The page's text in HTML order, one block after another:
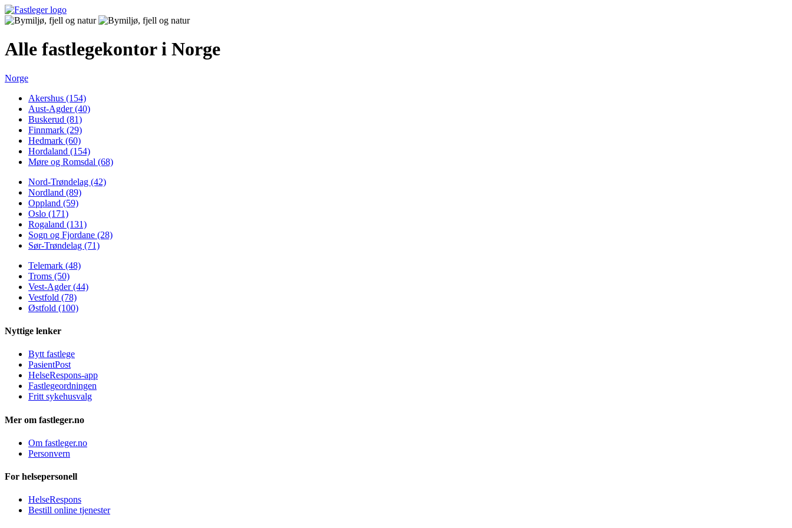
Alle fastlegekontor i Norge
Norge
Akershus (154)
Aust-Agder (40)
Buskerud (81)
Finnmark (29)
Hedmark (60)
Hordaland (154)
Møre og Romsdal (68)
Nord-Trøndelag (42)
Nordland (89)
Oppland (59)
Oslo (171)
Rogaland (131)
Sogn og Fjordane (28)
Sør-Trøndelag (71)
Telemark (48)
Troms (50)
Vest-Agder (44)
Vestfold (78)
Østfold (100)
Nyttige lenker
Bytt fastlege
PasientPost
HelseRespons-app
Fastlegeordningen
Fritt sykehusvalg
Mer om fastleger.no
Om fastleger.no
Personvern
For helsepersonell
HelseRespons
Bestill online tjenester